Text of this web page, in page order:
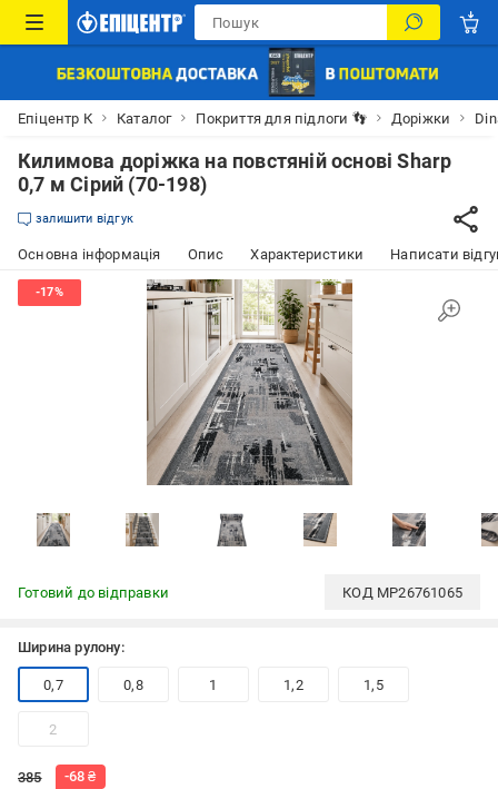
Епіцентр К Каталог Покриття для підлоги 👣 Доріжки
Килимова доріжка на повстяній основі Sharp
0,7 м Сірий (70-198)
залишити відгук
Основна інформація Опис Характеристики Написати
Готовий до відправки КОД MP26761065
Ширина рулону:
0,7 0,8 1 1,2 1,5
2
385 -68 ₴